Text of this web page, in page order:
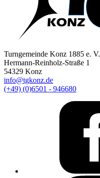
Turngemeinde Konz 1885 e. V.
Hermann-Reinholz-Straße 1
54329 Konz
info@tgkonz.de
(+49) (0)6501 - 946680